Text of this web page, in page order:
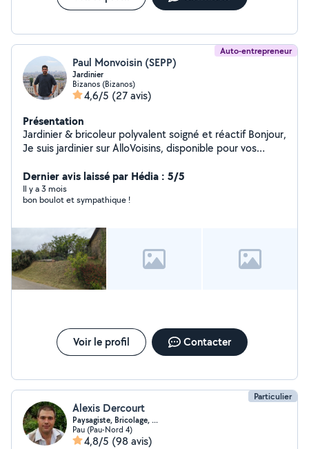
Auto-entrepreneur
Paul Monvoisin (SEPP)
Jardinier
Bizanos (Bizanos)
4,6/5 (27 avis)
Présentation
Jardinier & bricoleur polyvalent soigné et réactif Bonjour,
Je suis jardinier sur AlloVoisins, disponible pour vos
remise en état, plantations) et petits travaux de
bricolage (pose de tringle, luminaires, démontage, etc.).
Sérieux, bien équipé, travail propre et soigné.
Dernier avis laissé par Hédia : 5/5
Il y a 3 mois
bon boulot et sympathique !
Voir le profil Contacter
Particulier
Alexis Dercourt
Paysagiste, Bricolage, ...
Pau (Pau-Nord 4)
4,8/5 (98 avis)